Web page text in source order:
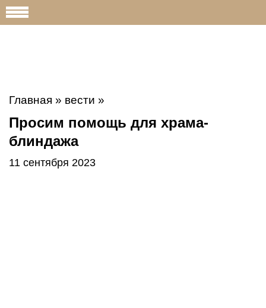
Главная » вести »
Просим помощь для храма-
блиндажа
11 сентября 2023